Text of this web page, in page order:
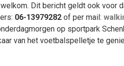
Dit bericht geldt ook voor
06-13979282 of per mail:
op sportpark
van het voetbalspelletje te